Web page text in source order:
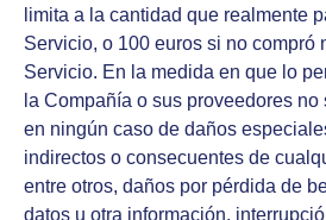
limita a la cantidad que realmente
Servicio, o 100 euros si no compró
Servicio. En la medida en que lo
la Compañía o sus proveedores
en ningún caso de daños
indirectos o consecuentes de
entre otros, daños por pérdida de
datos u otra información,